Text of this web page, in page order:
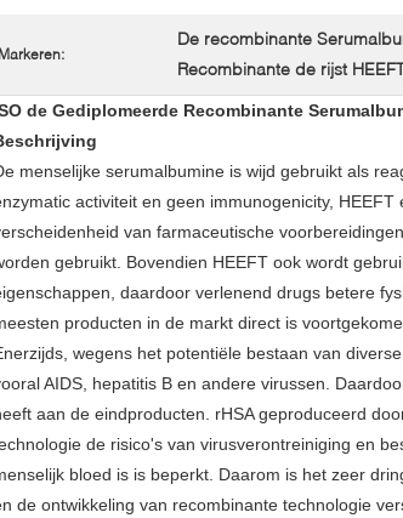
De recombinante
Recombinante de rijst
de Gediplomeerde Recombinante
menselijke serumalbumine is wijd gebruikt als
activiteit en geen immunogenicity,
van farmaceutische
gebruikt. Bovendien HEEFT ook wordt
daardoor verlenend drugs betere
producten in de markt direct is
wegens het potentiële bestaan van
AIDS, hepatitis B en andere virussen.
aan de eindproducten. rHSA geproduceerd
de risico's van virusverontreiniging en
bloed is is beperkt. Daarom is het zeer
de ontwikkeling van recombinante technologie